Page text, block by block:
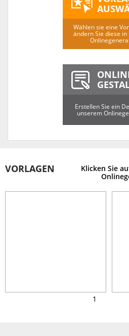
Wählen sie eine
ändern Sie diese
Erstellen Sie ein
unserem
VORLAGEN
Klicken Sie
1